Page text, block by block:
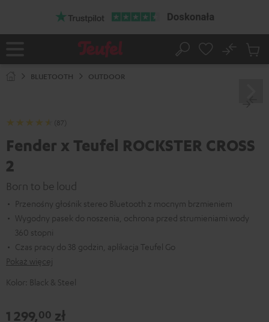
Strona
Szukaj
No
BLUETOOTH OUTDOOR
(87)
Fender x Teufel ROCKSTER CROSS
2
Born to be loud
Przenośny głośnik stereo Bluetooth z mocnym brzmieniem
Wygodny pasek do noszenia, ochrona przed strumieniami wody
360 stopni
Czas pracy do 38 godzin, aplikacja Teufel Go
Pokaż więcej
Kolor: Black & Steel
1 299,00 zł